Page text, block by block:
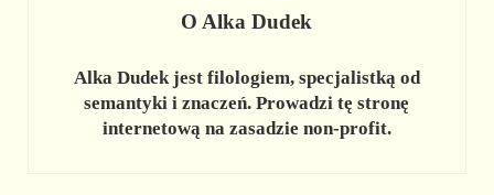
O Alka Dudek
Alka Dudek jest filologiem, specjalistką od
semantyki i znaczeń. Prowadzi tę stronę
internetową na zasadzie non-profit.